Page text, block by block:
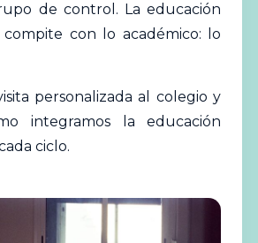
de control. La educación
con lo académico: lo
personalizada al colegio y
integramos la educación
ciclo.